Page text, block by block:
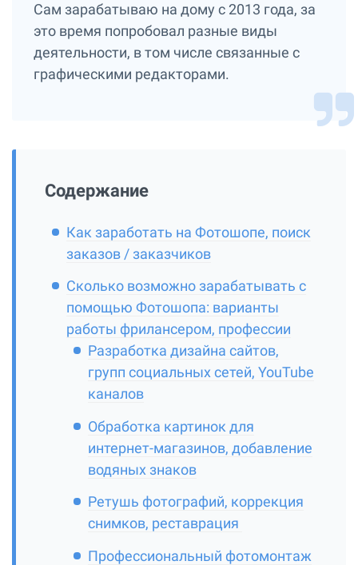
Сам зарабатываю на дому с 2013 года, за
это время попробовал разные виды
деятельности, в том числе связанные с
графическими редакторами.
Содержание
Как заработать на Фотошопе, поиск
заказов / заказчиков
Сколько возможно зарабатывать с
помощью Фотошопа: варианты
работы фрилансером, профессии
Разработка дизайна сайтов,
групп социальных сетей, YouTube
каналов
Обработка картинок для
интернет-магазинов, добавление
водяных знаков
Ретушь фотографий, коррекция
снимков, реставрация
Профессиональный фотомонтаж